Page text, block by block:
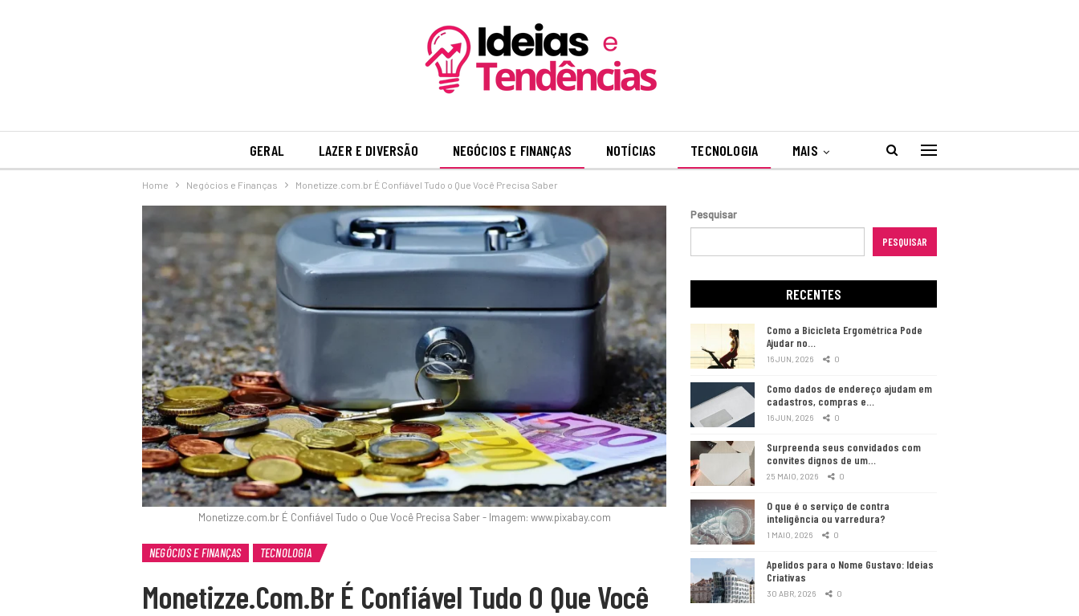
GERAL LAZER E DIVERSÃO NEGÓCIOS E FINANÇAS NOTÍCIAS TECNOLOGIA MAIS
Home Negócios e Finanças Monetizze.com.br É Confiável Tudo o Que Você Precisa Saber
Monetizze.com.br É Confiável Tudo o Que Você Precisa Saber - Imagem: www.pixabay.com
NEGÓCIOS E FINANÇAS TECNOLOGIA
Monetizze.com.br É Confiável Tudo O Que Você
Pesquisar
PESQUISAR
RECENTES
Como a Bicicleta Ergométrica Pode
Ajudar no…
16 JUN, 2026 0
Como dados de endereço ajudam em
cadastros, compras e…
16 JUN, 2026 0
Surpreenda seus convidados com
convites dignos de um…
25 MAIO, 2026 0
O que é o serviço de contra
inteligência ou varredura?
1 MAIO, 2026 0
Apelidos para o Nome Gustavo: Ideias
Criativas
30 ABR, 2026 0